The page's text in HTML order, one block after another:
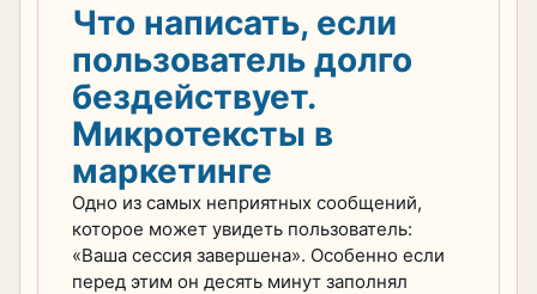
Что написать, если
пользователь долго
бездействует.
Микротексты в
маркетинге
Одно из самых неприятных сообщений,
которое может увидеть пользователь:
«Ваша сессия завершена». Особенно если
перед этим он десять минут заполнял